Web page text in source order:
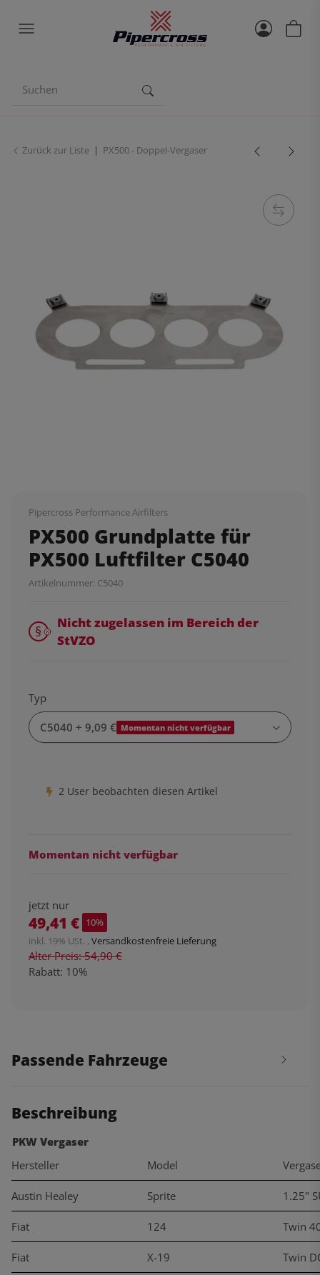
Zurück zur Liste PX500 - Doppel-Vergaser
Pipercross Performance Airfilters
PX500 Grundplatte für
PX500 Luftfilter C5040
Artikelnummer: C5040
Nicht zugelassen im Bereich der
StVZO
Typ
C5040 + 9,09 € Momentan nicht verfügbar
2 User beobachten diesen Artikel
Momentan nicht verfügbar
jetzt nur
49,41 € 10%
inkl. 19% USt. , Versandkostenfreie Lieferung
Alter Preis: 54,90 €
Rabatt: 10%
Passende Fahrzeuge
Beschreibung
PKW Vergaser
Hersteller
Model
Austin Healey Sprite 1.25"
Fiat 124 Twin
Fiat X-19 Twin